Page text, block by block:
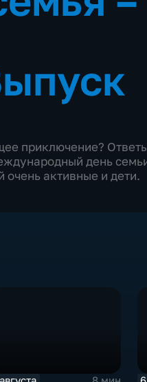
приключение?
день
очень активные и дети.